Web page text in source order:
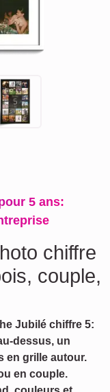
5 ans:
chiffre
couple,
Jubilé chiffre 5:
un
en grille autour.
en couple.